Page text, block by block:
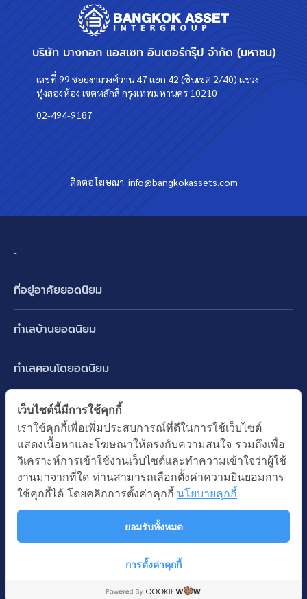
บริษัท บางกอก แอสเซท อินเตอร์กรุ๊ป จำกัด (มหาชน)
เลขที่ 99 ซอยงามวงศ์วาน 47 แยก 42 (ชินเขต 2/40) แขวง
ทุ่งสองห้อง เขตหลักสี่ กรุงเทพมหานคร 10210
02-494-9187
ติดต่อโฆษณา:info@bangkokassets.com
-
ที่อยู่อาศัยยอดนิยม
ทาวน์เฮ้าส์ ทาวน์โฮม
คอนโดมิเนียม
อาคารพาณิชย์ ตึกแถว
ที่ดินเปล่า
อพาร์ทเม้นท์ หอพัก
ออฟฟิต สำนักงาน
โรงงาน โกดัง
โรงแรม รีสอร์ท
ทำเลบ้านยอดนิยม
บางนา รามคำแหง 2
ปทุมธานี รังสิต ลำลูกกา
นนทบุรี บางใหญ่ บางบัวทอง
ทำเลคอนโดยอดนิยม
พระราม 9
อ่อนนุช ปุณณวิถี
รัชดาภิเษก ห้วยขวาง
ห้าแยกลาดพร้าว
ทำเล BTS ยอดนิยม
BTS ทองหล่อ
BTS เอกมัย
BTS พร้อมพงษ์
BTS อ่อนนุช
ทำเล MRT ยอดนิยม
MRT เพชรบุรี
MRT พระราม 9
MRT พหลโยธิน
คำค้นยอดนิยม
บ้านมือสอง
ซื้อบ้าน ขายบ้าน
นโยบายการใช้คุกกี้
สงวนลิขสิทธิ โดยบริษัท บางกอก แอสเซท อินเตอร์กรุ๊ป จำกัด (มหาชน).
เว็บไซต์นี้มีการใช้คุกกี้
เราใช้คุกกี้เพื่อเพิ่มประสบการณ์ที่ดีในการใช้เว็บไซต์
แสดงเนื้อหาและโฆษณาให้ตรงกับความสนใจ รวมถึงเพื่อ
วิเคราะห์การเข้าใช้งานเว็บไซต์และทำความเข้าใจว่าผู้ใช้
งานมาจากที่ใด ท่านสามารถเลือกตั้งค่าความยินยอมการ
ใช้คุกกี้ได้ โดยคลิกการตั้งค่าคุกกี้ นโยบายคุกกี้
ยอมรับทั้งหมด
การตั้งค่าคุกกี้